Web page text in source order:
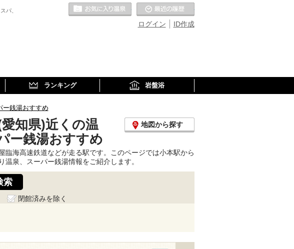
パ、
ID作成
ログイン
お気に入りの温泉
ランキング 岩盤浴
ー銭湯おすすめ
知県)近くの温
ー銭湯おすすめ
地図から探す
臨海高速鉄道などが走る駅です。このページでは小本駅から
泉、スーパー銭湯情報をご紹介します。
閉館済みを除く